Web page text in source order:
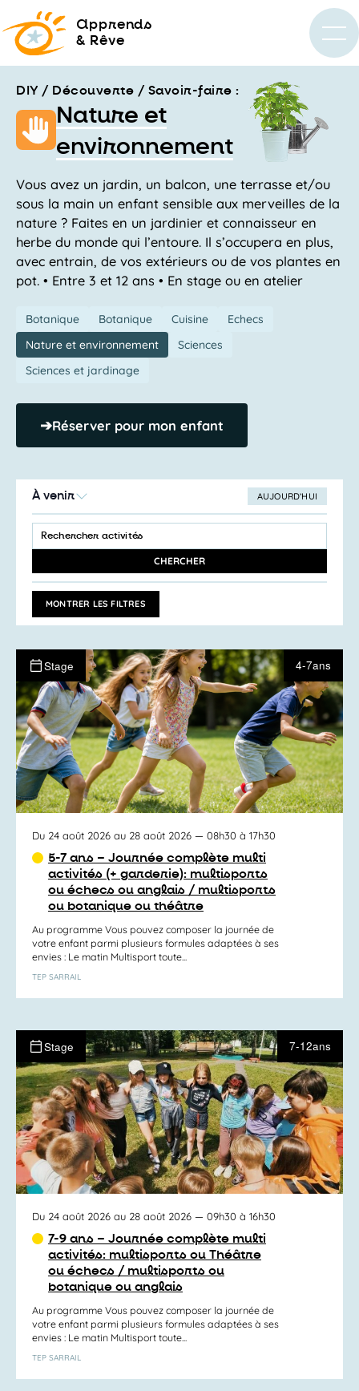
apprends
& Rêve
DIY / Découverte / Savoir-faire :
Nature et
environnement
Vous avez un jardin, un balcon, une terrasse et/ou
sous la main un enfant sensible aux merveilles de la
nature ? Faites en un jardinier et connaisseur en
herbe du monde qui l’entoure. Il s’occupera en plus,
avec entrain, de vos extérieurs ou de vos plantes en
pot. • Entre 3 et 12 ans • En stage ou en atelier
Botanique Botanique Cuisine
Echecs
Nature et environnement
Sciences
Sciences et jardinage
➔Réserver pour mon enfant
AUJOURD’HUI
À venir
LA
DATE
Recherche
et
de
vues
Activités
SAISIR
MOT-
ACTIVITÉS
MOT-
CLÉ.
CHERCHER
MONTRER LES FILTRES
Stage 4-7ans
Du 24 août 2026 au 28 août 2026 — 08h30 à 17h30
5-7 ans – Journée complète multi
activités (+ garderie): multisports
ou échecs ou anglais / multisports
ou botanique ou théâtre
Au programme Vous pouvez composer la journée de
votre enfant parmi plusieurs formules adaptées à ses
envies : Le matin Multisport toute...
TEP SARRAIL
Stage 7-12ans
Du 24 août 2026 au 28 août 2026 — 09h30 à 16h30
7-9 ans – Journée complète multi
activités: multisports ou Théâtre
ou échecs / multisports ou
botanique ou anglais
Au programme Vous pouvez composer la journée de
votre enfant parmi plusieurs formules adaptées à ses
envies : Le matin Multisport toute...
TEP SARRAIL